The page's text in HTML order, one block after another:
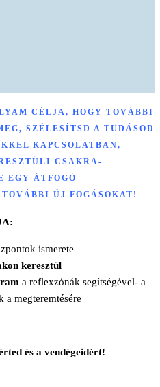
CÉLJA, HOGY TOVÁBBI
SZÉLESÍTSD A TUDÁSOD
KAPCSOLATBAN,
CSAKRA-
EGY ÁTFOGÓ
ÚJ FOGÁSOKAT!
ismerete
keresztül
a reflexzónák segítségével- a
a megteremtésére
és a vendégeidért!